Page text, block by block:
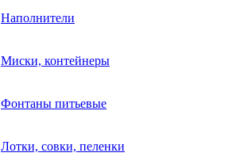
Наполнители
Миски, контейнеры
Фонтаны питьевые
Лотки, совки, пеленки